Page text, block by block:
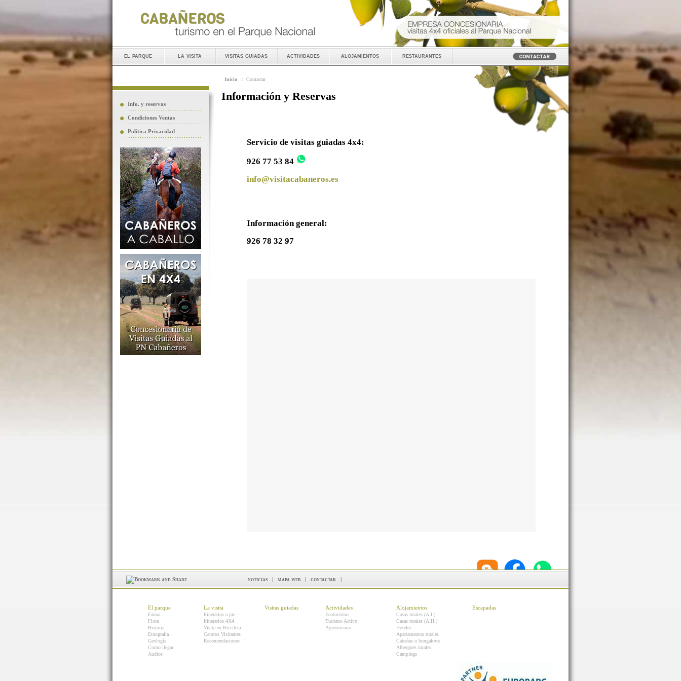
el parque la visita visitas guiadas actividades alojamientos restaurantes
Info. y reservas
Condiciones Ventas
Política Privacidad
Inicio :: Contactar
Información y Reservas
Servicio de visitas guiadas 4x4:
926 77 53 84
info@visitacabaneros.es
Información general:
926 78 32 97
noticias | mapa web | contactar |
El parque
Fauna
Flora
Historia
Etnografía
Geología
Como llegar
Audios
La visita
Itinerarios a pie
Itinerarios 4X4
Visita en Bicicleta
Centros Visitantes
Recomendaciones
Visitas guiadas Actividades
Ecoturismo
Turismo Activo
Agroturismo
Alojamientos
Casas rurales (A.I.)
Casas rurales (A.H.)
Hoteles
Apartamentos rurales
Cabañas o bungalows
Albergues rurales
Campings
Escapadas